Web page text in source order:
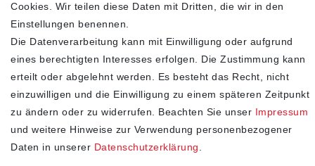
SHOP
Impressum
Daten­schutz­erklärung
Cookies. Wir teilen diese Daten mit Dritten, die wir in den
Einstellungen benennen.
Die Datenverarbeitung kann mit Einwilligung oder aufgrund
eines berechtigten Interesses erfolgen. Die Zustimmung kann
erteilt oder abgelehnt werden. Es besteht das Recht, nicht
einzuwilligen und die Einwilligung zu einem späteren Zeitpunkt
zu ändern oder zu widerrufen. Beachten Sie unser Impressum
und weitere Hinweise zur Verwendung personenbezogener
Daten in unserer Daten­schutz­erklärung